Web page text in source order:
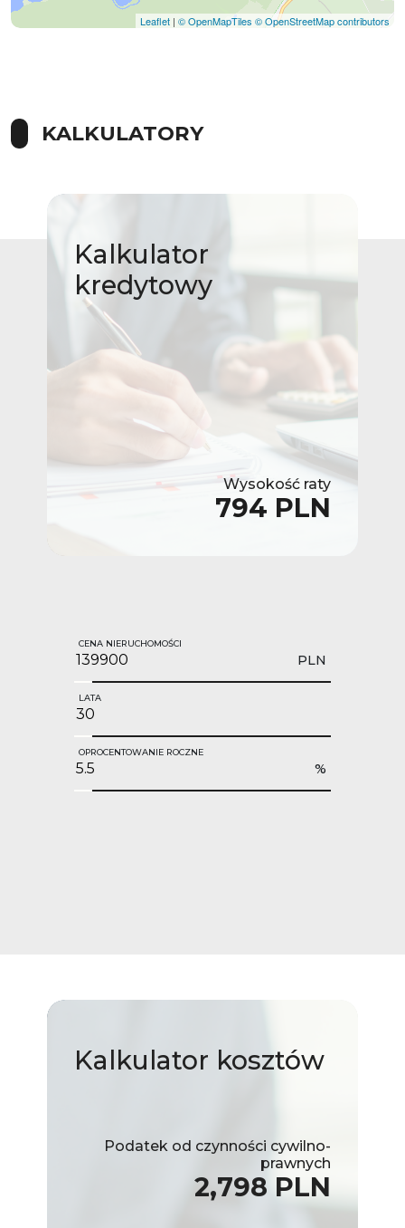
Leaflet | © OpenMapTiles © OpenStreetMap contributors
KALKULATORY
Kalkulator
kredytowy
Wysokość raty
794 PLN
CENA NIERUCHOMOŚCI
PLN
LATA
OPROCENTOWANIE ROCZNE
%
Kalkulator kosztów
Podatek od czynności cywilno-
prawnych
2,798 PLN